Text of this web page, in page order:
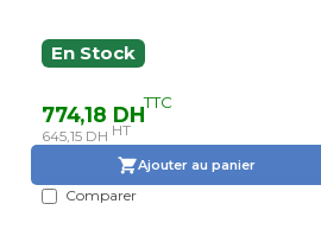
En Stock
774,18 DHTTC
645,15 DH HT
Ajouter au panier
Comparer